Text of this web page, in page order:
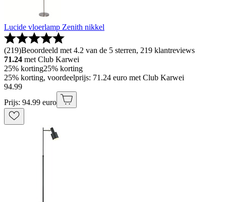
Lucide vloerlamp Zenith nikkel
(219)Beoordeeld met 4.2 van de 5 sterren, 219 klantreviews
71.24 met Club Karwei
25% korting25% korting
25% korting, voordeelprijs: 71.24 euro met Club Karwei
94.99
Prijs: 94.99 euro